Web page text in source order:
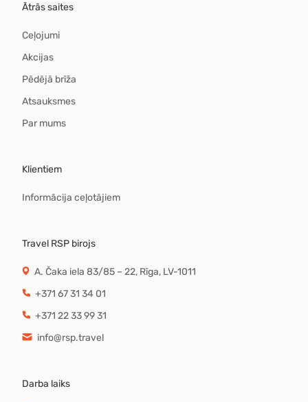
Ātrās saites
Ceļojumi
Akcijas
Pēdējā brīža
Atsauksmes
Par mums
Klientiem
Informācija ceļotājiem
Travel RSP birojs
A. Čaka iela 83/85 – 22, Rīga, LV-1011
+371 67 31 34 01
+371 22 33 99 31
info@rsp.travel
Darba laiks